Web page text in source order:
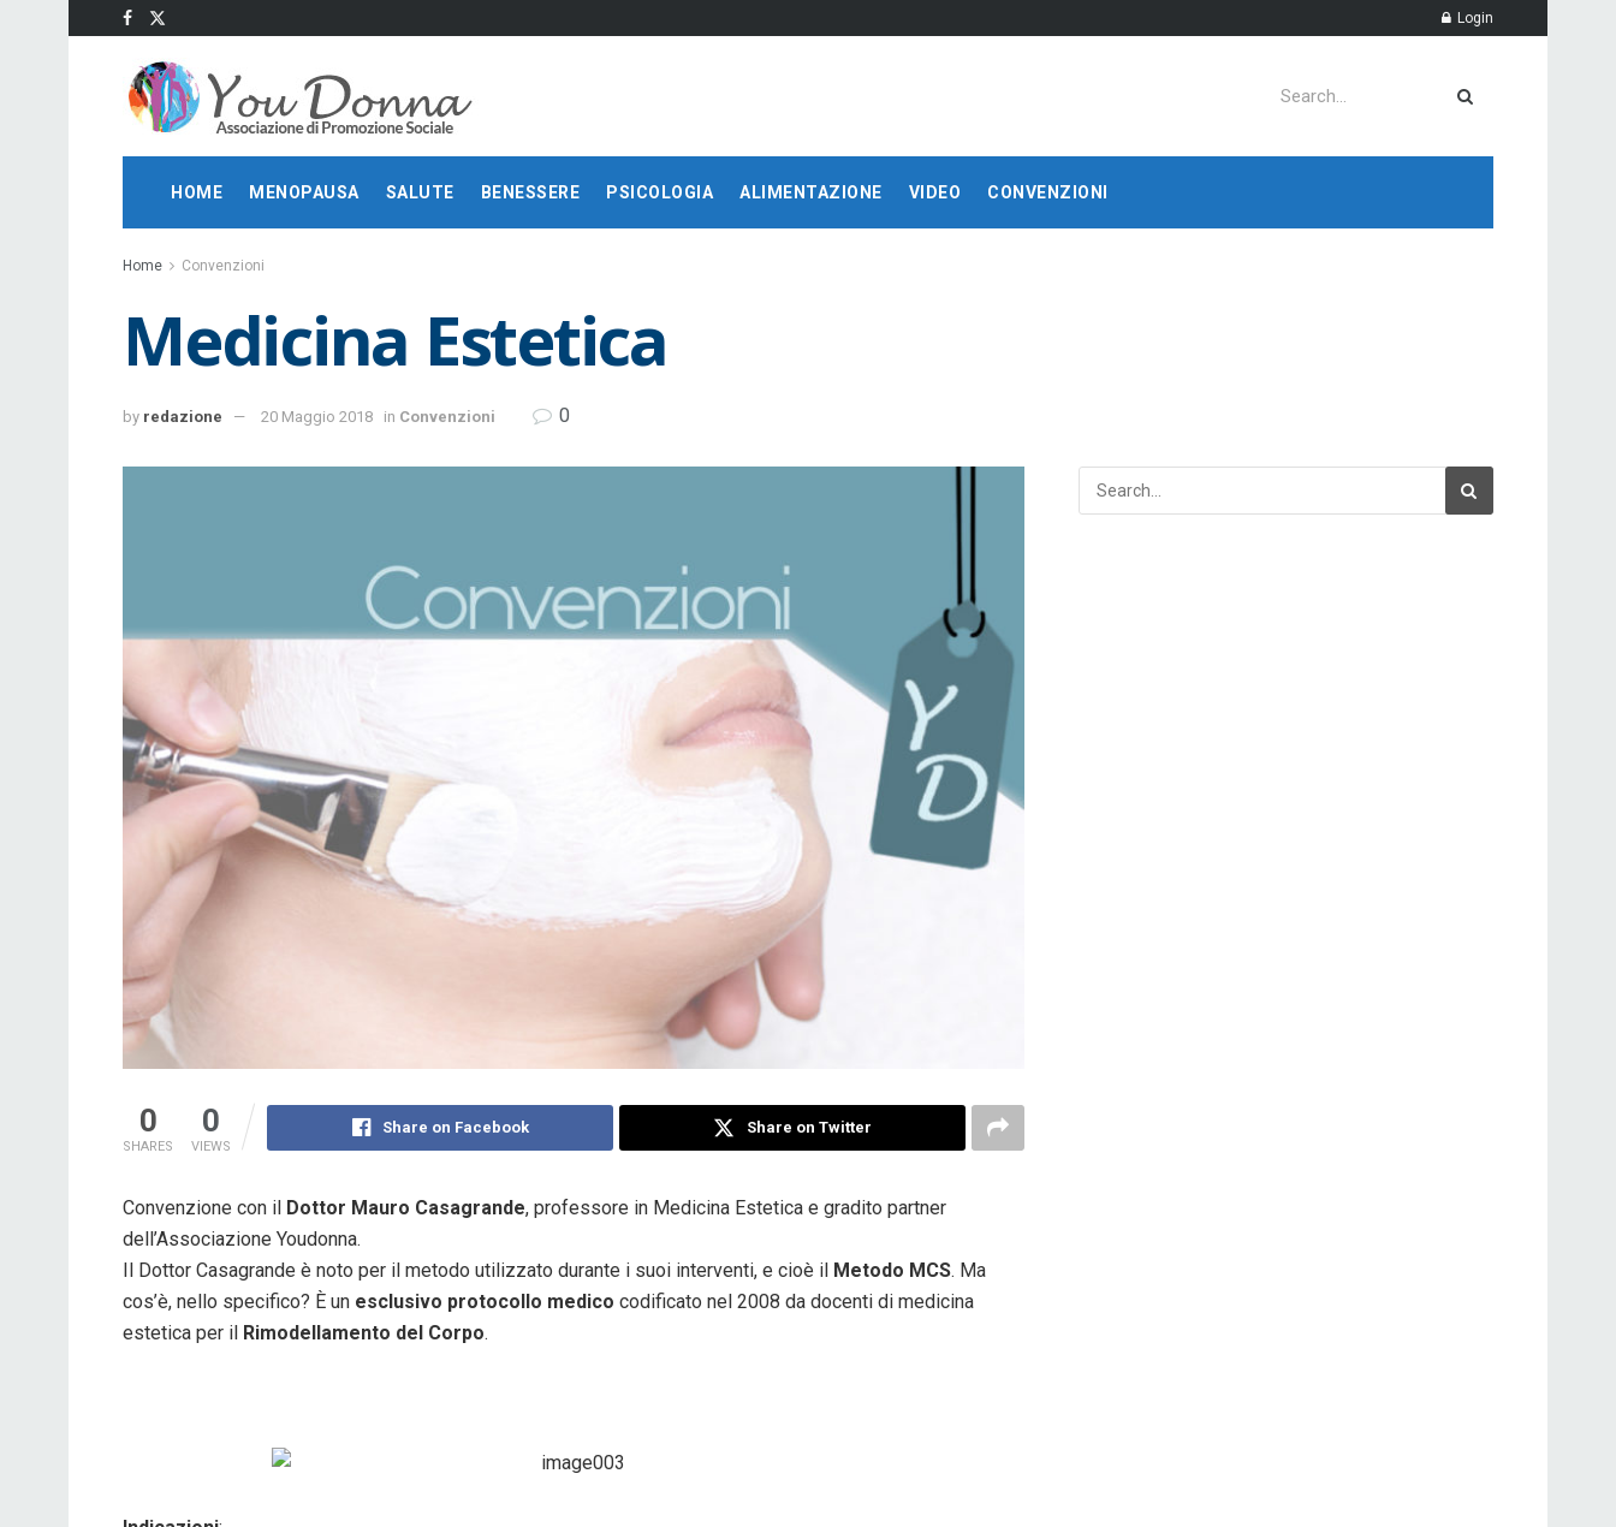
Login
HOME MENOPAUSA SALUTE BENESSERE PSICOLOGIA ALIMENTAZIONE VIDEO CONVENZIONI
Home Convenzioni
Medicina Estetica
by redazione 20 Maggio 2018 in Convenzioni 0
0
SHARES
0
VIEWS
Share on Facebook Share on Twitter
Convenzione con il Dottor Mauro Casagrande, professore in Medicina Estetica e gradito partner
dell’Associazione Youdonna.
Il Dottor Casagrande è noto per il metodo utilizzato durante i suoi interventi, e cioè il Metodo MCS. Ma
cos’è, nello specifico? È un esclusivo protocollo medico codificato nel 2008 da docenti di medicina
estetica per il Rimodellamento del Corpo.